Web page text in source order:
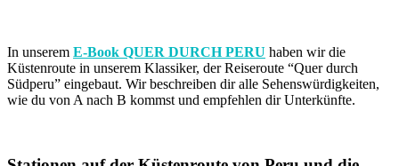
In unserem E-Book QUER DURCH PERU haben wir die
Küstenroute in unserem Klassiker, der Reiseroute “Quer durch
Südperu” eingebaut. Wir beschreiben dir alle Sehenswürdigkeiten,
wie du von A nach B kommst und empfehlen dir Unterkünfte.